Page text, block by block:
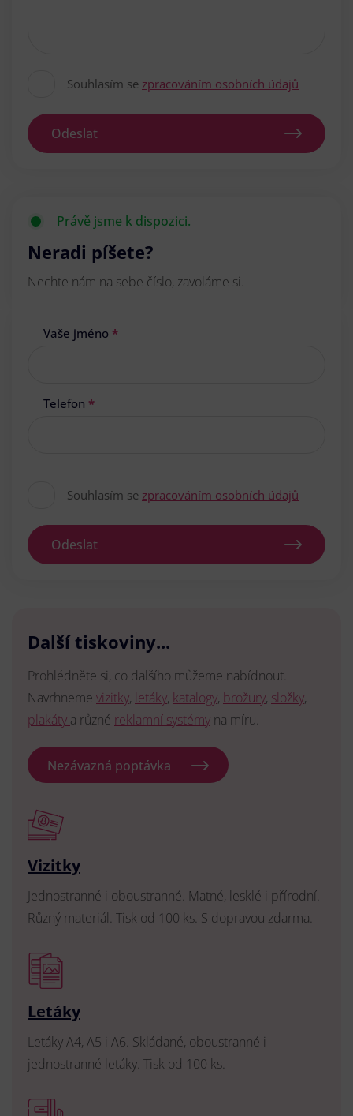
Souhlasím se zpracováním osobních údajů
Odeslat
Právě jsme k dispozici.
Neradi píšete?
Nechte nám na sebe číslo, zavoláme si.
Vaše jméno *
Telefon *
Souhlasím se zpracováním osobních údajů
Odeslat
Další tiskoviny...
Prohlédněte si, co dalšího můžeme nabídnout.
Navrhneme vizitky, letáky, katalogy, brožury, složky,
plakáty a různé reklamní systémy na míru.
Nezávazná poptávka
Vizitky
Jednostranné i oboustranné. Matné, lesklé i přírodní.
Různý materiál. Tisk od 100 ks. S dopravou zdarma.
Letáky
Letáky A4, A5 i A6. Skládané, oboustranné i
jednostranné letáky. Tisk od 100 ks.